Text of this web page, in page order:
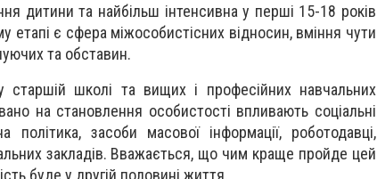
дитини та найбільш інтенсивна у перші 15-18 років
є сфера міжособистісних відносин, вміння чути
та обставин.
школі та вищих і професійних навчальних
на становлення особистості впливають соціальні
політика, засоби масової інформації, роботодавці,
закладів. Вважається, що чим краще пройде цей
буде у другій половині життя.